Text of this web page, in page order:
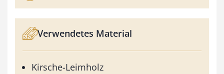
Verwendetes Material
Kirsche-Leimholz